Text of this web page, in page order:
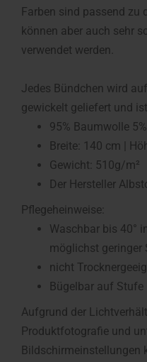
Farben sind passend zu
können aber auch sehr
verwendet werden.
Jedes Bündchen wird
gewickelt geliefert und
95% Baumwolle
Breite: 140 cm |
Gewicht: 510g/m²
Der Hersteller
Pflegeheinweise:
Waschbar bis 40°
möglichst geringer
nicht
Bügelbar auf Stufe
Aufgrund der
Produktfotografie und
Bildschirmeinstellungen